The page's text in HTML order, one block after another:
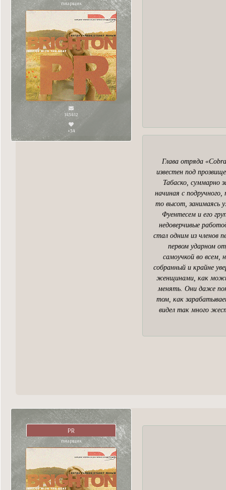
пиарщик
143412
+34
Глава отряда
известен под
Табаско, суммарно
начиная с подручного,
то высот, занимаясь
Фуентесем и его
недоверчивые
стал одним из членов
первом ударном
самоучкой во всем,
собранный и крайне
женщинами, как
менять. Они даже
том, как
видел так много
PR
пиарщик